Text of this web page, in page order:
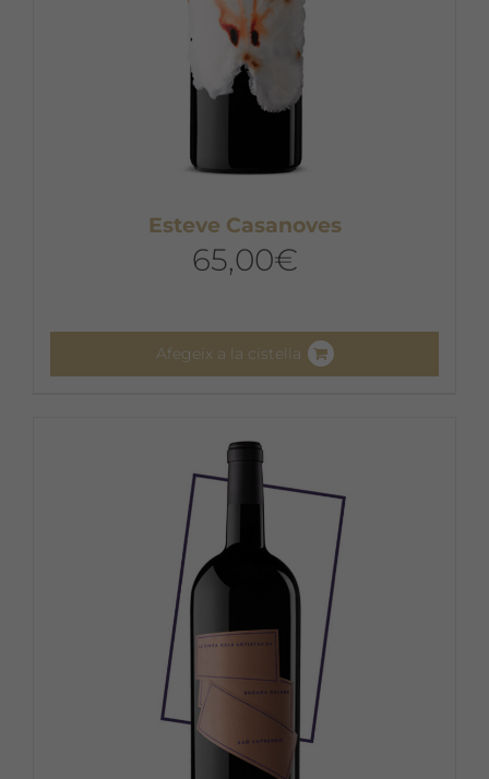
Esteve Casanoves
65,00€
Afegeix a la cistella